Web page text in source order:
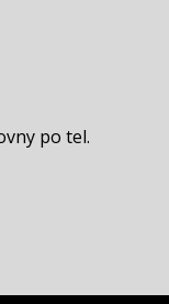
po tel.